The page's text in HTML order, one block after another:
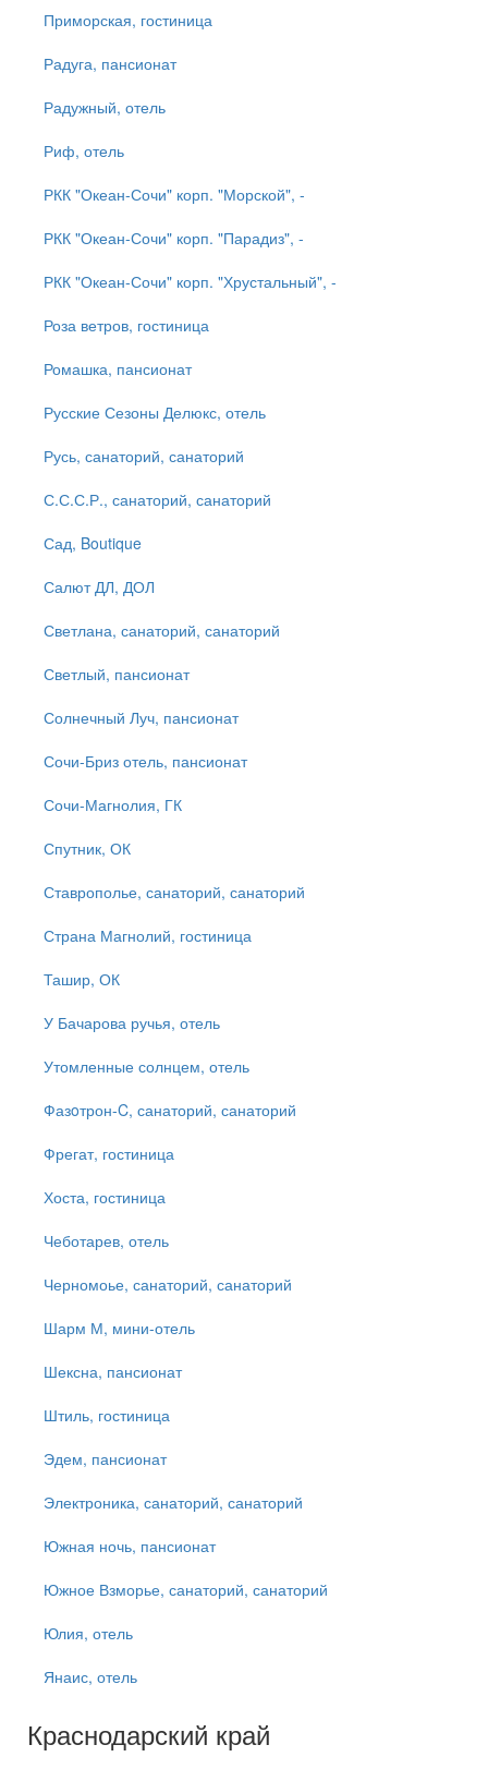
Приморская, гостиница
Радуга, пансионат
Радужный, отель
Риф, отель
РКК "Океан-Сочи" корп. "Морской", -
РКК "Океан-Сочи" корп. "Парадиз", -
РКК "Океан-Сочи" корп. "Хрустальный", -
Роза ветров, гостиница
Ромашка, пансионат
Русские Сезоны Делюкс, отель
Русь, санаторий, санаторий
С.С.С.Р., санаторий, санаторий
Сад, Boutique
Салют ДЛ, ДОЛ
Светлана, санаторий, санаторий
Светлый, пансионат
Солнечный Луч, пансионат
Сочи-Бриз отель, пансионат
Сочи-Магнолия, ГК
Спутник, ОК
Ставрополье, санаторий, санаторий
Страна Магнолий, гостиница
Ташир, ОК
У Бачарова ручья, отель
Утомленные солнцем, отель
Фазoтрон-C, санаторий, санаторий
Фрегат, гостиница
Хоста, гостиница
Чеботарев, отель
Черномоье, санаторий, санаторий
Шарм М, мини-отель
Шексна, пансионат
Штиль, гостиница
Эдем, пансионат
Электроника, санаторий, санаторий
Южная ночь, пансионат
Южное Взморье, санаторий, санаторий
Юлия, отель
Янаис, отель
Краснодарский край